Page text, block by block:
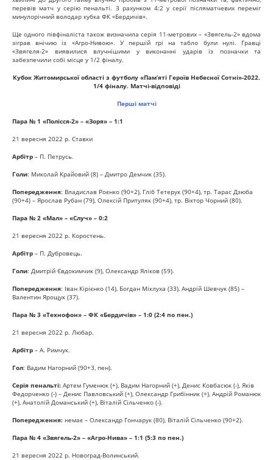
перевів матч у серію пенальті. З рахунком 4:2 у серії післяматчевих переміг
минулорічний володар кубка ФК «Бердичів».
Ще одного півфіналіста також визначила серія 11-метрових – «Звягель-2» вдома
зіграв внічию із «Агро-Нивою». У першій грі на табло були нулі. Гравці
«Звягеля-2» виявилися влучнішими у виконанні ударів із позначки та
забезпечили собі місце у 1/2 фіналу.
Кубок Житомирської області з футболу «Пам’яті Героїв Небесної Сотні»-2022.
1/4 фіналу. Матчі-відповіді
Перші матчі
Пара № 1 «Полісся-2» – «Зоря» – 1:1
21 вересня 2022 р. Ставки
Арбітр – П. Петрусь.
Голи: Миколай Крайовий (8) – Дмитро Демчик (35).
Попередження: Владислав Роєнко (90+2), Гліб Тетерук (90+4), тр. Тарас Дзюба
(90+4) – Ярослав Рубан (79), Олексій Притуляк (90+4), тр. Віктор Чорний (80).
Пара № 2 «Мал» – «Случ» – 0:2
21 вересня 2022 р. Коростень.
Арбітр – П. Дубровець.
Голи: Дмитрій Євдокимчик (9), Олександр Яліков (59).
Попередження: Іван Кірієнко (14), Богдан Міклуха (33), Андрій Шевчук (85) –
Валентин Ярощук (37).
Пара № 3 «Технофон» – ФК «Бердичів» – 1:0 (2:4 по пен.)
21 вересня 2022 р. Любар.
Арбітр – А. Римчук.
Гол: Вадим Нагорний (90+3, пен).
Серія пенальті: Артем Гуменюк (+), Вадим Нагорний (+), Денис Ковбасюк (-), Яків
Федорченко (-) – Денис Павловський (+), Олександр Грибінник (+), Андрій Романюк
(+), Анатолій Доманський (+), Віталій Сільченко (-).
Попередження: немає – Олександр Гончарук (80), Віталій Сільченко (90+2).
Пара № 4 «Звягель-2» – «Агро-Нива» – 1:1 (5:3 по пен.)
21 вересня 2022 р. Новоград-Волинський.